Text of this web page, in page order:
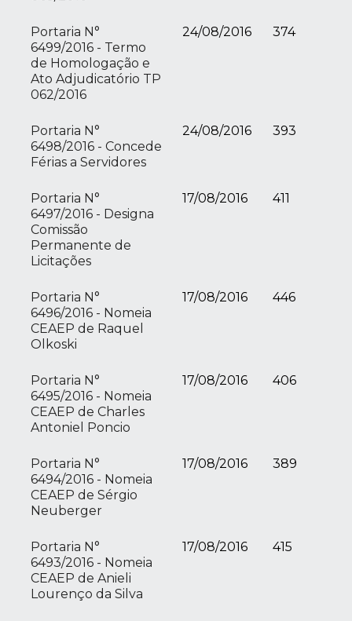
Portaria N°
6499/2016 - Termo
de Homologação e
Ato Adjudicatório TP
062/2016
24/08/2016 374
Portaria N°
6498/2016 - Concede
Férias a Servidores
24/08/2016 393
Portaria N°
6497/2016 - Designa
Comissão
Permanente de
Licitações
17/08/2016 411
Portaria N°
6496/2016 - Nomeia
CEAEP de Raquel
Olkoski
17/08/2016 446
Portaria N°
6495/2016 - Nomeia
CEAEP de Charles
Antoniel Poncio
17/08/2016 406
Portaria N°
6494/2016 - Nomeia
CEAEP de Sérgio
Neuberger
17/08/2016 389
Portaria N°
6493/2016 - Nomeia
CEAEP de Anieli
Lourenço da Silva
17/08/2016 415